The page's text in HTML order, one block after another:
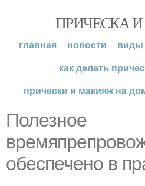
ПРИЧЕСКА
главная новости
виды
как делать
прически и макияж на
Полезное
обеспечено в